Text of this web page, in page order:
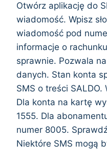
Otwórz aplikację do
wiadomość. Wpisz
wiadomość pod
informacje o
sprawnie. Pozwala
danych. Stan konta
SMS o treści
Dla konta na kartę
1555. Dla
numer 8005.
Niektóre SMS mogą